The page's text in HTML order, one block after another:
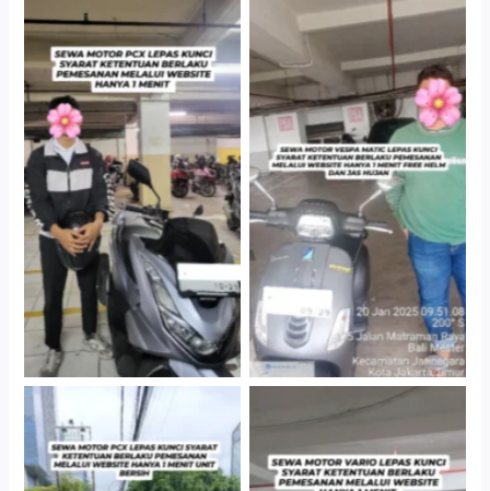
Hotel Kartika Chandra,
Jakarta Selatan
Cityplaza Jatinegara
Gedung Parkir P6A